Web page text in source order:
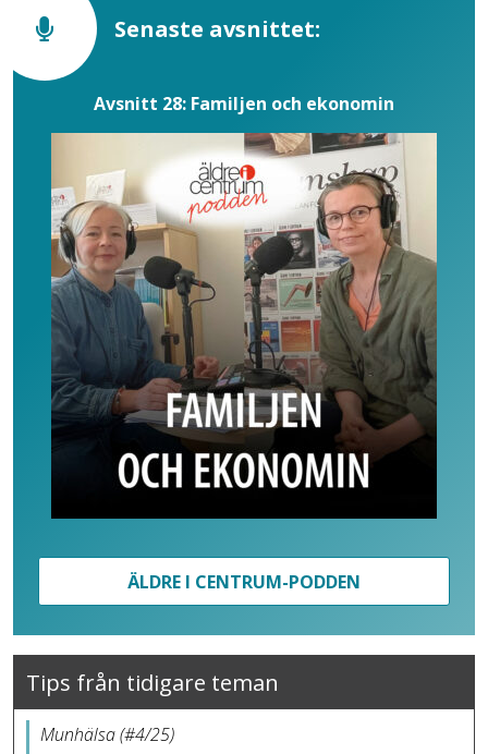
Senaste avsnittet:
Avsnitt 28: Familjen och ekonomin
ÄLDRE I CENTRUM-PODDEN
Tips från tidigare teman
Munhälsa (#4/25)